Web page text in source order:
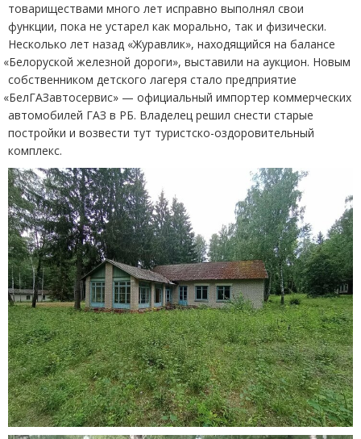
товариществами много лет исправно выполнял свои
функции, пока не устарел как морально, так и физически.
Несколько лет назад «Журавлик», находящийся на балансе
«Белоруской железной дороги», выставили на аукцион. Новым
собственником детского лагеря стало предприятие
«БелГАЗавтосервис» — официальный импортер коммерческих
автомобилей ГАЗ в РБ. Владелец решил снести старые
постройки и возвести тут туристско-оздоровительный
комплекс.